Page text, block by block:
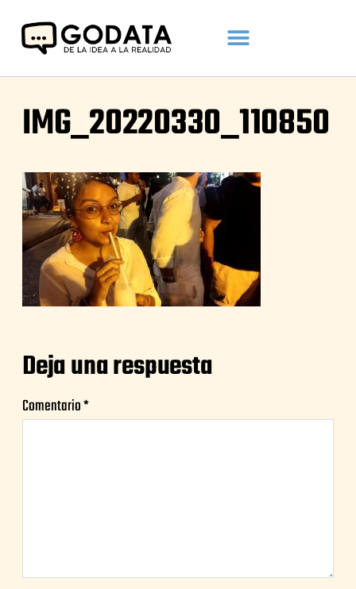
IMG_20220330_110850
Deja una respuesta
Comentario*